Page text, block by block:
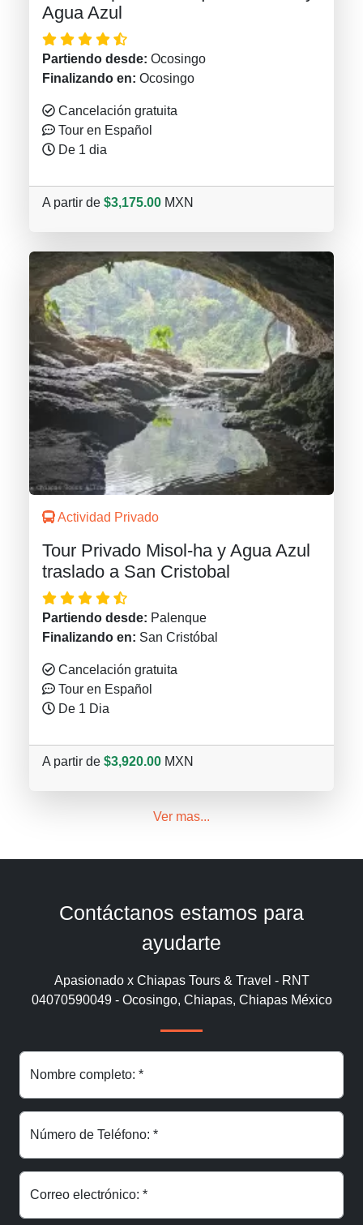
Agua Azul
Partiendo desde: Ocosingo
Finalizando en: Ocosingo
Cancelación gratuita
Tour en Español
De 1 dia
A partir de $3,175.00 MXN
Actividad Privado
Tour Privado Misol-ha y Agua Azul
traslado a San Cristobal
Partiendo desde: Palenque
Finalizando en: San Cristóbal
Cancelación gratuita
Tour en Español
De 1 Dia
A partir de $3,920.00 MXN
Ver mas...
Contáctanos estamos para
ayudarte
Apasionado x Chiapas Tours & Travel - RNT
04070590049 - Ocosingo, Chiapas, Chiapas México
Nombre completo: *
Número de Teléfono: *
Correo electrónico: *